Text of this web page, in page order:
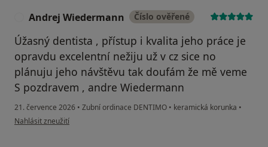
Andrej Wiedermann Číslo ověřené
Úžasný dentista , přístup i kvalita jeho práce je
opravdu excelentní nežiju už v cz sice no
plánuju jeho návštěvu tak doufám že mě veme
S pozdravem , andre Wiedermann
21. července 2026 • Zubní ordinace DENTIMO • keramická korunka •
podle názoru uživatele Andrej Wiedermann
Nahlásit zneužití